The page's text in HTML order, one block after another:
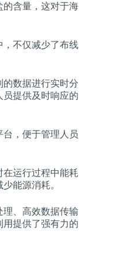
的含量，这对于海
，不仅减少了布线
数据进行实时分
提供及时响应的
，便于管理人员
运行过程中能耗
能源消耗。
、高效数据传输
用提供了强有力的